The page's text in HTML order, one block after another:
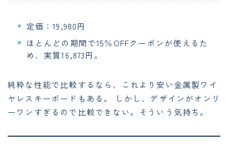
定価：19,980円
ほとんどの期間で15％OFFクーポンが使えるた
め、実質16,873円。
純粋な性能で比較するなら、これより安い金属製ワイ
ヤレスキーボードもある。 しかし、デザインがオンリ
ーワンすぎるので比較できない。そういう気持ち。